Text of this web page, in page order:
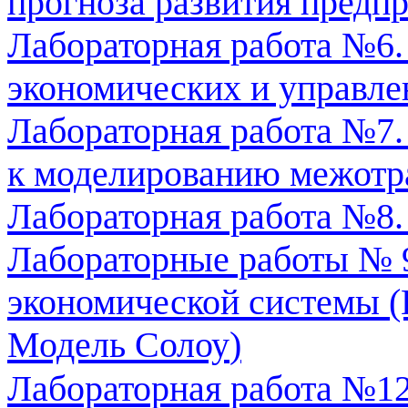
Лабораторная работа
экономических и
Лабораторная работа
к моделированию
Лабораторная работа
Лабораторные работы №
экономической системы
Модель Солоу)
Лабораторная работа